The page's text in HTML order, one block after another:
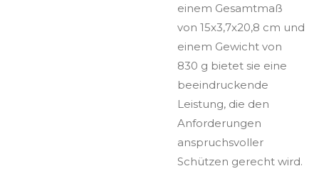
einem Gesamtmaß
von 15x3,7x20,8 cm und
einem Gewicht von
830 g bietet sie eine
beeindruckende
Leistung, die den
Anforderungen
anspruchsvoller
Schützen gerecht wird.